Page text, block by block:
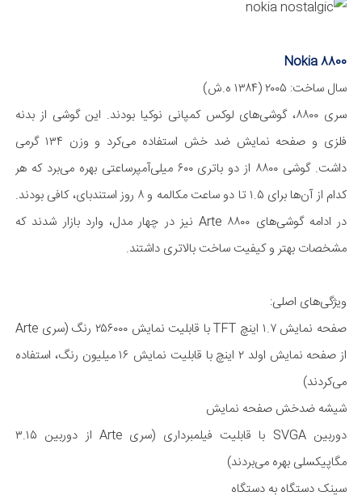
Nokia 8800
سال ساخت: ۲۰۰۵ (۱۳۸۴ ه.ش)
سری ۸۸۰۰، گوشی‌های لوکس کمپانی نوکیا بودند. این گوشی از بدنه
فلزی و صفحه نمایش ضد خش استفاده می‌کرد و وزن ۱۳۴ گرمی
داشت. گوشی ۸۸۰۰ از دو باتری ۶۰۰ میلی‌آمپر‌ساعتی بهره می‌برد که هر
کدام از آن‌ها برای ۱.۵ تا دو ساعت مکالمه و ۸ روز استند‌بای، کافی بودند.
در ادامه گوشی‌های ۸۸۰۰ Arte نیز در چهار مدل، وارد بازار شدند که
مشخصات بهتر و کیفیت ساخت بالاتری داشتند.
ویژگی‌های اصلی:
صفحه نمایش ۱.۷ اینچ TFT با قابلیت نمایش ۲۵۶۰۰۰ رنگ (سری Arte
از صفحه نمایش اولد ۲ اینچ با قابلیت نمایش ۱۶ میلیون رنگ، استفاده
می‌کردند)
شیشه ضد‌خش صفحه نمایش
دوربین SVGA با قابلیت فیلمبرداری (سری Arte از دوربین ۳.۱۵
مگا‌پیکسلی بهره می‌بردند)
سینک دستگاه به دستگاه